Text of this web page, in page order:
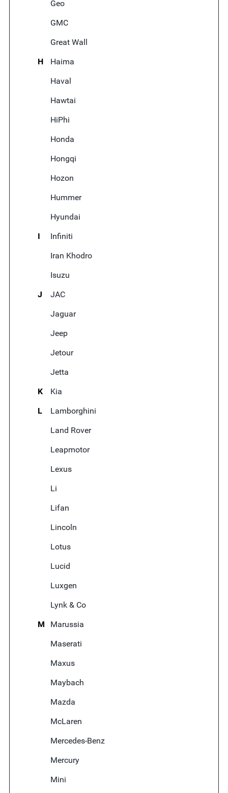
Geo
GMC
Great Wall
H
Haima
Haval
Hawtai
HiPhi
Honda
Hongqi
Hozon
Hummer
Hyundai
I
Infiniti
Iran Khodro
Isuzu
J
JAC
Jaguar
Jeep
Jetour
Jetta
K
Kia
L
Lamborghini
Land Rover
Leapmotor
Lexus
Li
Lifan
Lincoln
Lotus
Lucid
Luxgen
Lynk & Co
M
Marussia
Maserati
Maxus
Maybach
Mazda
McLaren
Mercedes-Benz
Mercury
Mini